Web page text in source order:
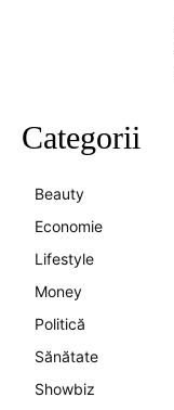
Categorii
Beauty
Economie
Lifestyle
Money
Politică
Sănătate
Showbiz